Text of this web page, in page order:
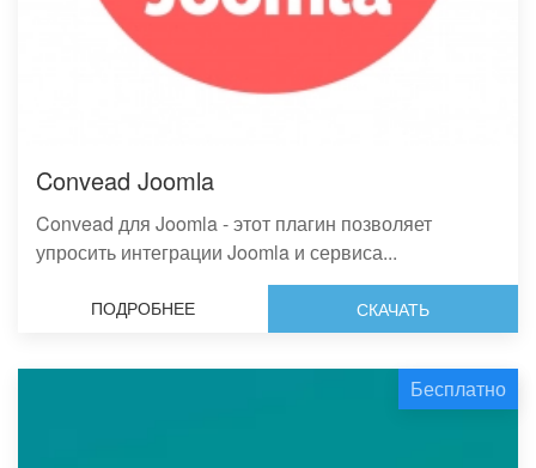
Convead Joomla
Convead для Joomla - этот плагин позволяет
упросить интеграции Joomla и сервиса...
ПОДРОБНЕЕ СКАЧАТЬ
Бесплатно